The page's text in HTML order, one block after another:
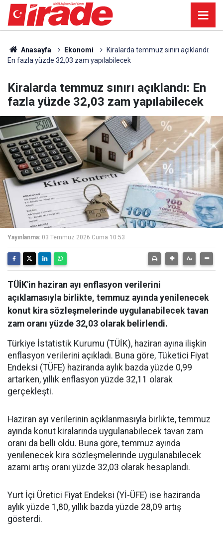
Anasayfa Ekonomi
Kiralarda temmuz sınırı açıklandı:
En fazla yüzde 32,03 zam yapılabilecek
Kiralarda temmuz sınırı açıklandı: En
fazla yüzde 32,03 zam yapılabilecek
Yayınlanma: 03 Temmuz 2026 Cuma 10:53
TÜİK'in haziran ayı enflasyon verilerini
açıklamasıyla birlikte, temmuz ayında yenilenecek
konut kira sözleşmelerinde uygulanabilecek tavan
zam oranı yüzde 32,03 olarak belirlendi.
Türkiye İstatistik Kurumu (TÜİK), haziran ayına ilişkin
enflasyon verilerini açıkladı. Buna göre, Tüketici Fiyat
Endeksi (TÜFE) haziranda aylık bazda yüzde 0,99
artarken, yıllık enflasyon yüzde 32,11 olarak
gerçekleşti.
Haziran ayı verilerinin açıklanmasıyla birlikte, temmuz
ayında konut kiralarında uygulanabilecek tavan zam
oranı da belli oldu. Buna göre, temmuz ayında
yenilenecek kira sözleşmelerinde uygulanabilecek
azami artış oranı yüzde 32,03 olarak hesaplandı.
Yurt İçi Üretici Fiyat Endeksi (Yİ-ÜFE) ise haziranda
aylık yüzde 1,80, yıllık bazda yüzde 28,09 artış
gösterdi.